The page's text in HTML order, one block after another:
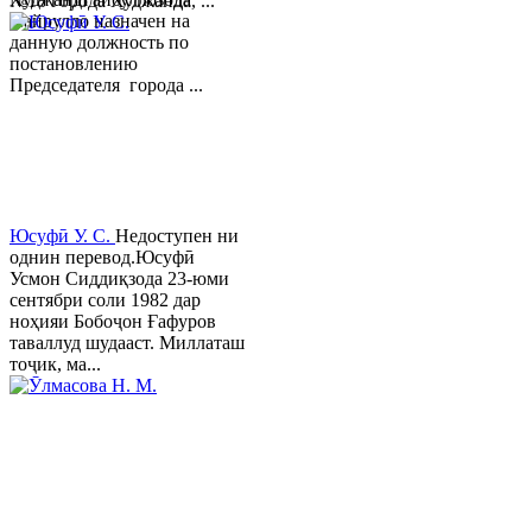
Хайрулло назначен на
данную должность по
постановлению
Председателя города ...
Юсуфӣ У. C. Недоступен ни
однин перевод.Юсуфӣ
Усмон Сиддиқзода 23-юми
сентябри соли 1982 дар
ноҳияи Бобоҷон Ғафуров
таваллуд шудааст. Миллаташ
тоҷик, ма...